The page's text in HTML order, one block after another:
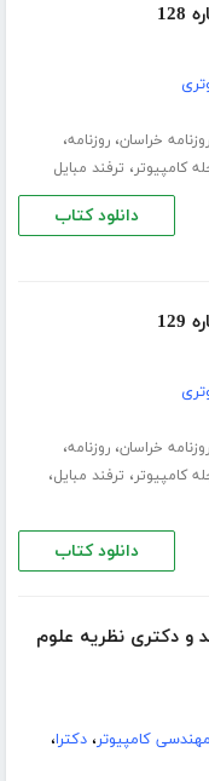
روزنامه خراسان،روزنامه،
کامپیوتر، ترفند مبایل
دانلود کتاب
روزنامه خراسان،روزنامه،
کامپیوتر، ترفند مبایل،
دانلود کتاب
و دکتری نظریه علوم
کامپیوتر،دکترا،